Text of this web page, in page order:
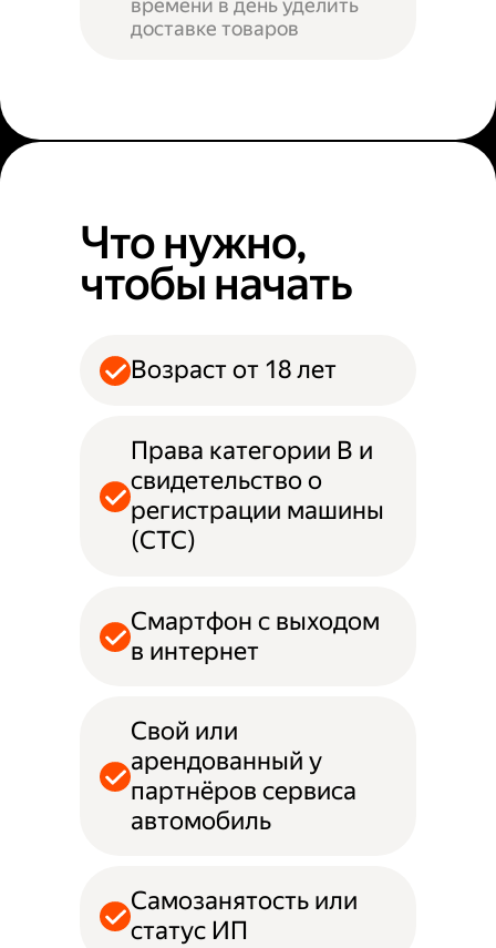
доставке товаров
Что нужно,
чтобы начать
Возраст от 18 лет
Права категории B и
свидетельство о
регистрации машины
(СТС)
Смартфон с выходом
в интернет
Свой или
арендованный у
партнёров сервиса
автомобиль
Самозанятость или
статус ИП